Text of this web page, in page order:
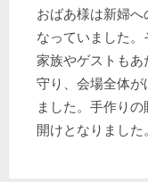
おばあ様は新婦
なっていました
家族やゲストもあ
守り、会場全体
ました。手作り
開けとなりました